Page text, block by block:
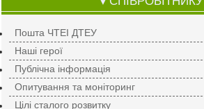
▼
Пошта ЧТЕІ ДТЕУ
Наші герої
Публічна інформація
Опитування та моніторинг
Цілі сталого розвитку